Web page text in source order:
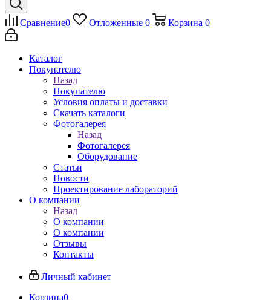
Сравнение0 Отложенные 0 Корзина 0
Каталог
Покупателю
Назад
Покупателю
Условия оплаты и доставки
Скачать каталоги
Фотогалерея
Назад
Фотогалерея
Оборудование
Статьи
Новости
Проектирование лабораторий
О компании
Назад
О компании
О компании
Отзывы
Контакты
Личный кабинет
Корзина0